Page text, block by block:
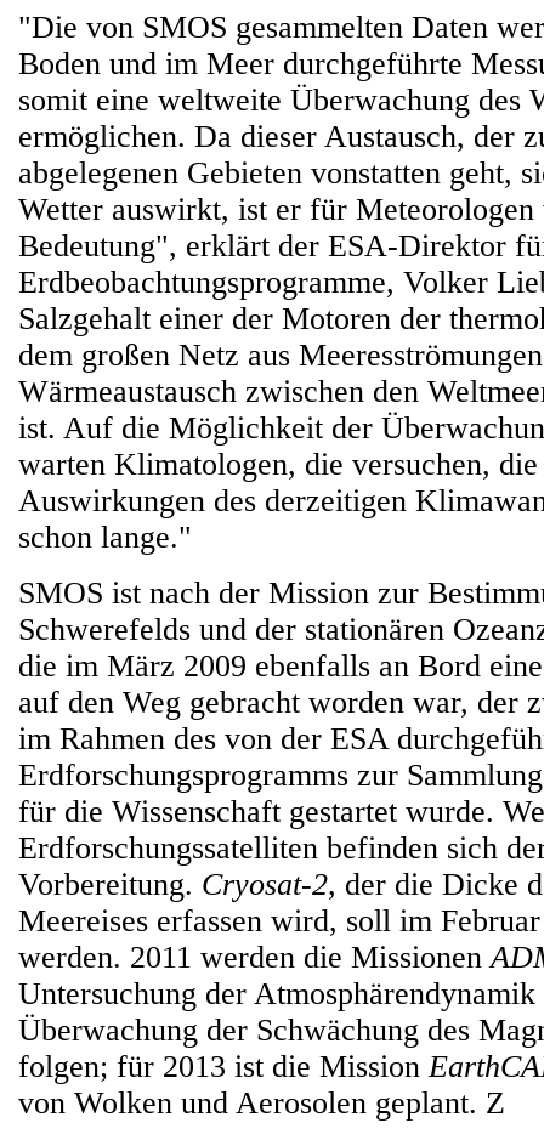
"Die von SMOS gesammelten Daten
Boden und im Meer durchgeführte
somit eine weltweite Überwachung des
ermöglichen. Da dieser Austausch, der
abgelegenen Gebieten vonstatten geht,
Wetter auswirkt, ist er für Meteorologen
Bedeutung", erklärt der ESA-Direktor
Erdbeobachtungsprogramme, Volker
Salzgehalt einer der Motoren der
dem großen Netz aus
Wärmeaustausch zwischen den
ist. Auf die Möglichkeit der
warten Klimatologen, die versuchen,
Auswirkungen des derzeitigen
schon lange."
SMOS ist nach der Mission zur
Schwerefelds und der stationären
die im März 2009 ebenfalls an Bord
auf den Weg gebracht worden war, der
im Rahmen des von der ESA
Erdforschungsprogramms zur
für die Wissenschaft gestartet wurde.
Erdforschungssatelliten befinden sich
Vorbereitung. Cryosat-2, der die Dicke
Meereises erfassen wird, soll im
werden. 2011 werden die Missionen
Untersuchung der
Überwachung der Schwächung des
folgen; für 2013 ist die Mission
von Wolken und Aerosolen geplant. Z